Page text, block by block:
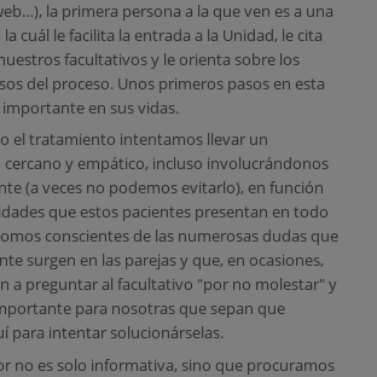
la primera persona a la que ven es a una
cuál le facilita la entrada a la Unidad, le cita
facultativos y le orienta sobre los
del proceso. Unos primeros pasos en esta
en sus vidas.
el tratamiento intentamos llevar un
y empático, incluso involucrándonos
(a veces no podemos evitarlo), en función
que estos pacientes presentan en todo
conscientes de las numerosas dudas que
surgen en las parejas y que, en ocasiones,
a preguntar al facultativo "por no molestar" y
para nosotras que sepan que
para intentar solucionárselas.
no es solo informativa, sino que procuramos